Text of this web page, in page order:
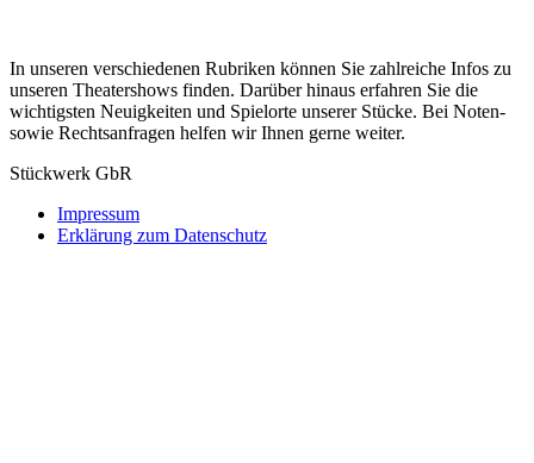
In unseren verschiedenen Rubriken können Sie zahlreiche Infos zu
unseren Theatershows finden. Darüber hinaus erfahren Sie die
wichtigsten Neuigkeiten und Spielorte unserer Stücke. Bei Noten-
sowie Rechtsanfragen helfen wir Ihnen gerne weiter.
Stückwerk GbR
Impressum
Erklärung zum Datenschutz